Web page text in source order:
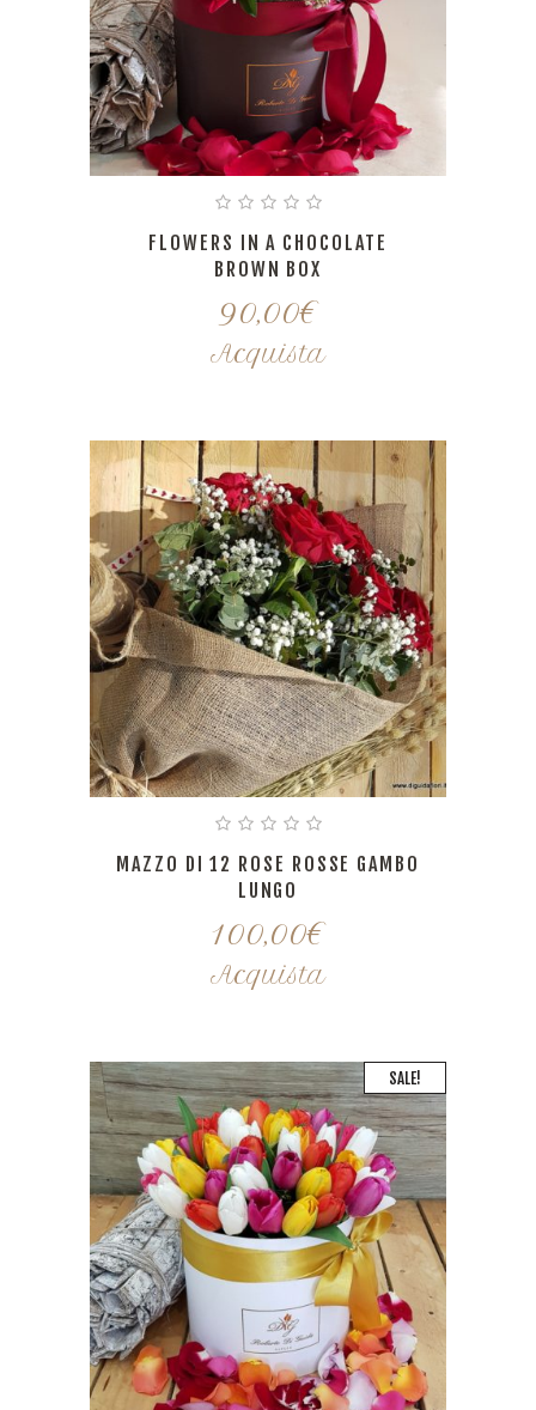
FLOWERS IN A CHOCOLATE
BROWN BOX
90,00€
Acquista
MAZZO DI 12 ROSE ROSSE GAMBO
LUNGO
100,00€
Acquista
SALE!